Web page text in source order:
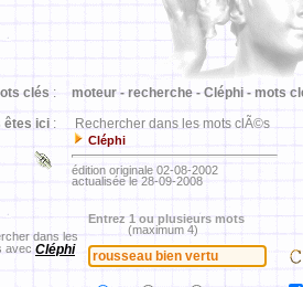
clés : moteur - recherche - Cléphi - mots
êtes ici : Rechercher dans les mots clÃ©s
Cléphi
édition originale 02-08-2002
actualisée le 28-09-2008
dans les
avec Cléphi
Entrez 1 ou plusieurs mots
(maximum 4)